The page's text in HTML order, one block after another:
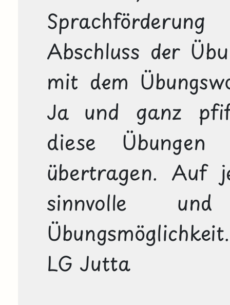
Abschluss der
mit dem
Ja und ganz
diese
übertragen. Auf
sinnvolle
Übungsmöglichkeit.
LG Jutta